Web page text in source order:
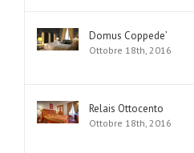
Domus Coppede’
Ottobre 18th, 2016
Relais Ottocento
Ottobre 18th, 2016